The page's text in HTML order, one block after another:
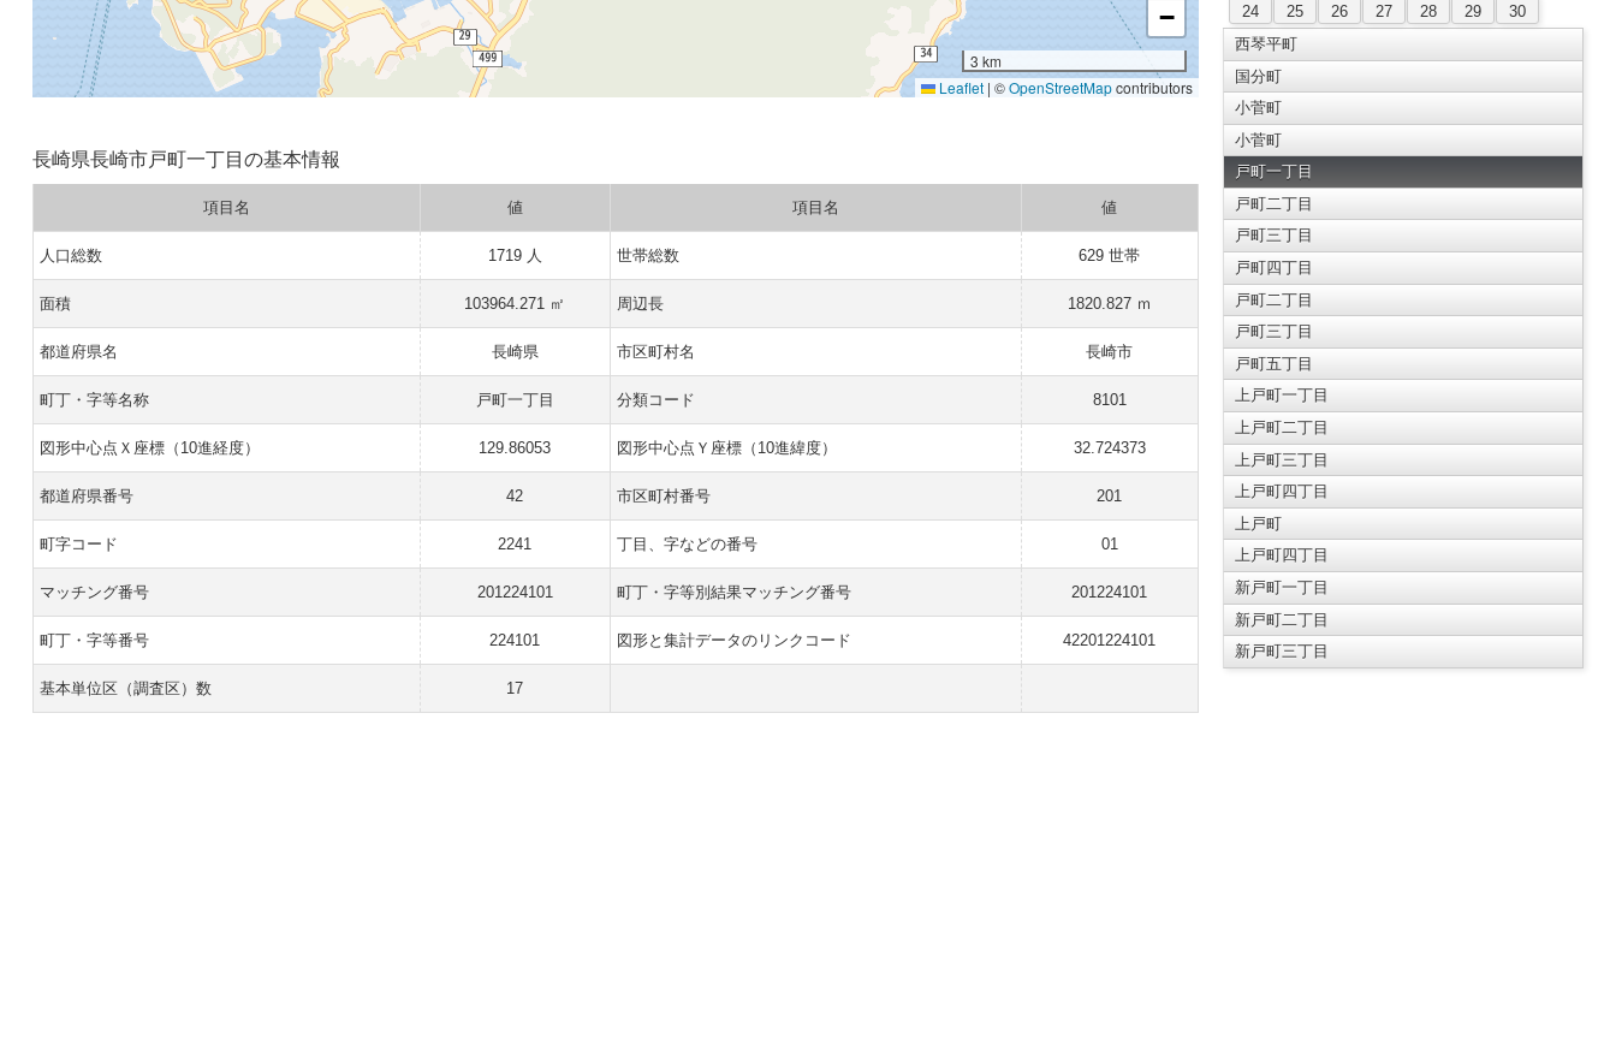
−
3 km
Leaflet | ©OpenStreetMapcontributors
長崎県長崎市戸町一丁目の基本情報
項目名 値 項目名 値
人口総数 1719 人 世帯総数 629 世帯
面積 103964.271 ㎡ 周辺長 1820.827 ｍ
都道府県名 長崎県 市区町村名 長崎市
町丁・字等名称 戸町一丁目 分類コード 8101
図形中心点Ｘ座標（10進経度） 129.86053 図形中心点Ｙ座標（10進緯度） 32.724373
都道府県番号 42 市区町村番号 201
町字コード 2241 丁目、字などの番号 01
マッチング番号 201224101 町丁・字等別結果マッチング番号 201224101
町丁・字等番号 224101 図形と集計データのリンクコード 42201224101
基本単位区（調査区）数 17
24
25 26 27 28 29
30
西琴平町
国分町
小菅町
小菅町
戸町一丁目
戸町二丁目
戸町三丁目
戸町四丁目
戸町二丁目
戸町三丁目
戸町五丁目
上戸町一丁目
上戸町二丁目
上戸町三丁目
上戸町四丁目
上戸町
上戸町四丁目
新戸町一丁目
新戸町二丁目
新戸町三丁目